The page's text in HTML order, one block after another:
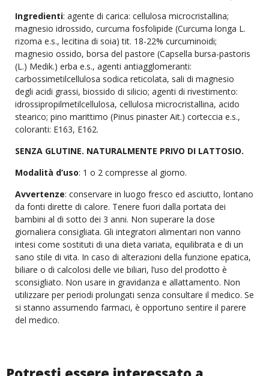
Ingredienti: agente di carica: cellulosa microcristallina;
magnesio idrossido, curcuma fosfolipide (Curcuma longa L.
rizoma e.s., lecitina di soia) tit. 18-22% curcuminoidi;
magnesio ossido, borsa del pastore (Capsella bursa-pastoris
(L.) Medik.) erba e.s., agenti antiagglomeranti:
carbossimetilcellulosa sodica reticolata, sali di magnesio
degli acidi grassi, biossido di silicio; agenti di rivestimento:
idrossipropilmetilcellulosa, cellulosa microcristallina, acido
stearico; pino marittimo (Pinus pinaster Ait.) corteccia e.s.,
coloranti: E163, E162.
SENZA GLUTINE. NATURALMENTE PRIVO DI LATTOSIO.
Modalità d’uso: 1 o 2 compresse al giorno.
Avvertenze: conservare in luogo fresco ed asciutto, lontano
da fonti dirette di calore. Tenere fuori dalla portata dei
bambini al di sotto dei 3 anni. Non superare la dose
giornaliera consigliata. Gli integratori alimentari non vanno
intesi come sostituti di una dieta variata, equilibrata e di un
sano stile di vita. In caso di alterazioni della funzione epatica,
biliare o di calcolosi delle vie biliari, l’uso del prodotto è
sconsigliato. Non usare in gravidanza e allattamento. Non
utilizzare per periodi prolungati senza consultare il medico. Se
si stanno assumendo farmaci, è opportuno sentire il parere
del medico.